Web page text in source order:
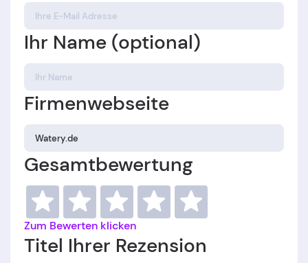
Ihr Name (optional)
Firmenwebseite
Gesamtbewertung
Zum Bewerten klicken
Titel Ihrer Rezension